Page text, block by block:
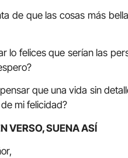
de que las cosas más
lo felices que serían las
que una vida sin
mi felicidad?
VERSO, SUENA ASÍ